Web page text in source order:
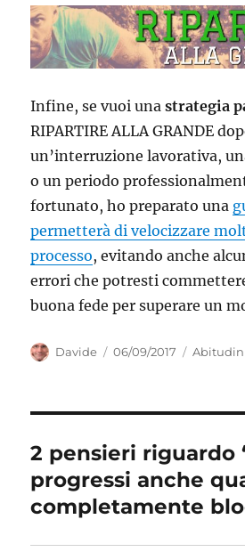
Infine, se vuoi unastrategia
RIPARTIRE ALLA GRANDE
un’interruzione lavorativa,
o un periodo
fortunato, ho preparato una
permetterà di velocizzare
processo, evitando anche
errori che potresti
buona fede per superare un
Autore
Davide
Pubblicato
06/09/2017
2 pensieri riguardo
progressi anche
completamente